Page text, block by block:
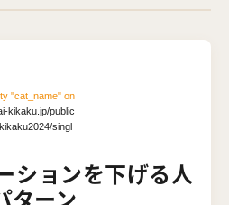
"cat_name" on
kikaku.jp/public
singl
ションを下げる人
ターン